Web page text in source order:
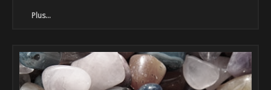
Plus...